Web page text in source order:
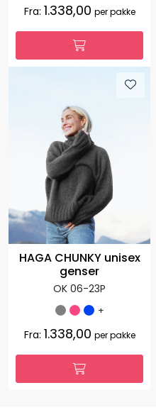
Fra: 1.338,00 per pakke
HAGA CHUNKY unisex
genser
OK 06-23P
+
Fra: 1.338,00 per pakke